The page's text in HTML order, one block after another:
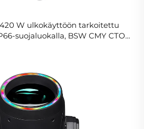
W ulkokäyttöön tarkoitettu
suojaluokalla, BSW CMY CTO,